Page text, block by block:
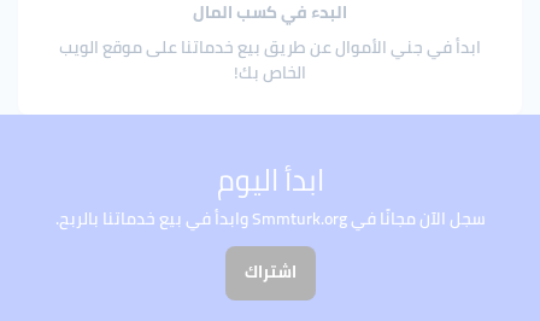
البدء في كسب المال
ابدأ في جني الأموال عن طريق بيع خدماتنا على موقع الويب
الخاص بك!
ابدأ اليوم
سجل الآن مجانًا في Smmturk.org وابدأ في بيع خدماتنا بالربح.
اشتراك